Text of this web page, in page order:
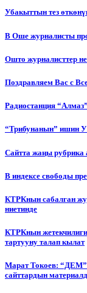
Убакыттын тез
В Оше журналисты
Ошто журналисттер
Поздравляем Вас с
Радиостанция
“Трибунанын” ишин
Сайтта жаңы
В индексе свободы
КТРКнын сабалган
ниетинде
КТРКнын
тартууну талап кылат
Марат Токоев: “ДЕМ”
сайттардын